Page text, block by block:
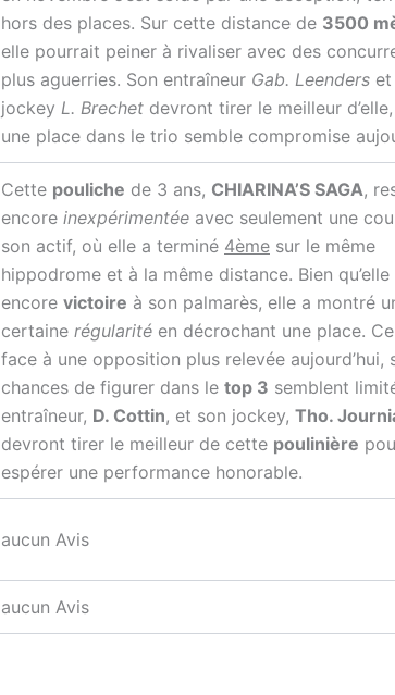
hors des places. Sur cette distance de 3500
elle pourrait peiner à rivaliser avec des
plus aguerries. Son entraîneur Gab. Leenders
jockey L. Brechet devront tirer le meilleur
une place dans le trio semble compromise
Cette pouliche de 3 ans, CHIARINA’S SAGA,
encore inexpérimentée avec seulement une
son actif, où elle a terminé 4ème sur le même
hippodrome et à la même distance. Bien qu’elle
encore victoire à son palmarès, elle a montré
certaine régularité en décrochant une place.
face à une opposition plus relevée aujourd’hui,
chances de figurer dans le top 3 semblent
entraîneur, D. Cottin, et son jockey, Tho.
devront tirer le meilleur de cette poulinière
espérer une performance honorable.
aucun Avis
aucun Avis